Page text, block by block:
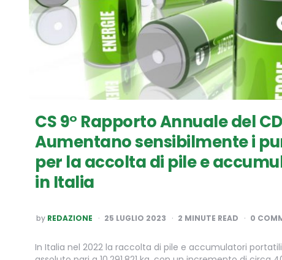
CS 9° Rapporto Annuale del
Aumentano sensibilmente i
per la accolta di pile e
in Italia
POSTED
BY
by REDAZIONE 25 LUGLIO 2023 2 MINUTE READ 0
In Italia nel 2022 la raccolta di pile e accumulatori